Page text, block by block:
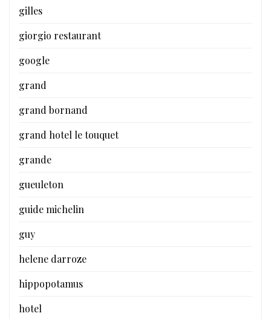
gilles
giorgio restaurant
google
grand
grand bornand
grand hotel le touquet
grande
gueuleton
guide michelin
guy
helene darroze
hippopotamus
hotel